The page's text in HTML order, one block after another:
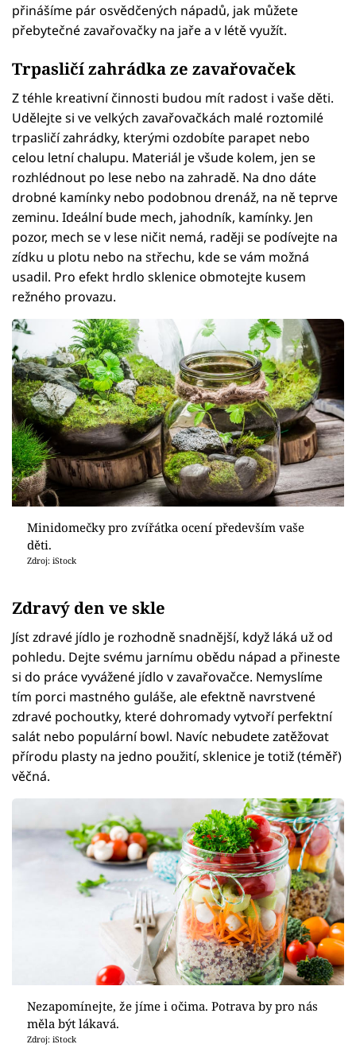
přinášíme pár osvědčených nápadů, jak můžete
přebytečné zavařovačky na jaře a v létě využít.
Trpasličí zahrádka ze zavařovaček
Z téhle kreativní činnosti budou mít radost i vaše děti.
Udělejte si ve velkých zavařovačkách malé roztomilé
trpasličí zahrádky, kterými ozdobíte parapet nebo
celou letní chalupu. Materiál je všude kolem, jen se
rozhlédnout po lese nebo na zahradě. Na dno dáte
drobné kamínky nebo podobnou drenáž, na ně teprve
zeminu. Ideální bude mech, jahodník, kamínky. Jen
pozor, mech se v lese ničit nemá, raději se podívejte na
zídku u plotu nebo na střechu, kde se vám možná
usadil. Pro efekt hrdlo sklenice obmotejte kusem
režného provazu.
Minidomečky pro zvířátka ocení především vaše
děti.
Zdroj: iStock
Zdravý den ve skle
Jíst zdravé jídlo je rozhodně snadnější, když láká už od
pohledu. Dejte svému jarnímu obědu nápad a přineste
si do práce vyvážené jídlo v zavařovačce. Nemyslíme
tím porci mastného guláše, ale efektně navrstvené
zdravé pochoutky, které dohromady vytvoří perfektní
salát nebo populární bowl. Navíc nebudete zatěžovat
přírodu plasty na jedno použití, sklenice je totiž (téměř)
věčná.
Nezapomínejte, že jíme i očima. Potrava by pro nás
měla být lákavá.
Zdroj: iStock